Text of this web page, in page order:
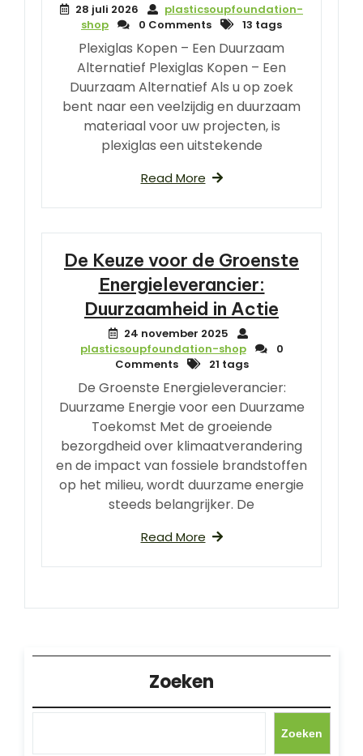
28 juli 2026
plasticsoupfoundation-
shop
0 Comments 13 tags
Plexiglas Kopen – Een Duurzaam
Alternatief Plexiglas Kopen – Een
Duurzaam Alternatief Als u op zoek
bent naar een veelzijdig en duurzaam
materiaal voor uw projecten, is
plexiglas een uitstekende
Read More
De Keuze voor de Groenste
Energieleverancier:
Duurzaamheid in Actie
24 november 2025
plasticsoupfoundation-shop
0
Comments
21 tags
De Groenste Energieleverancier:
Duurzame Energie voor een Duurzame
Toekomst Met de groeiende
bezorgdheid over klimaatverandering
en de impact van fossiele brandstoffen
op het milieu, wordt duurzame energie
steeds belangrijker. De
Read More
Zoeken
Zoeken